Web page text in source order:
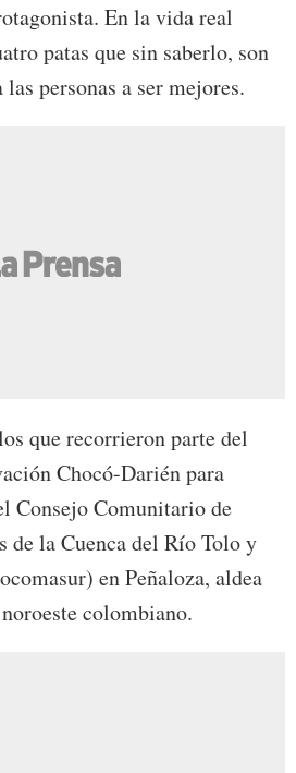
En la vida real
patas que sin saberlo, son
personas a ser mejores.
que recorrieron parte del
Chocó-Darién para
Consejo Comunitario de
de la Cuenca del Río Tolo y
en Peñaloza, aldea
colombiano.